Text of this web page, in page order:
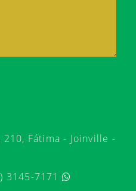
Fátima - Joinville -
3145-7171